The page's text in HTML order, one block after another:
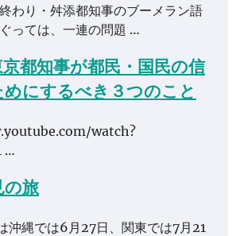
終わり・舛添都知事のブーメラン語
っては、一連の問題 …
都知事が都民・国民の信
にするべき３つのこと
watch?
…
旅
沖縄では6月27日、関東では7月21